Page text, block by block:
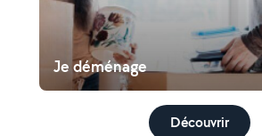
Je déménage
Découvrir